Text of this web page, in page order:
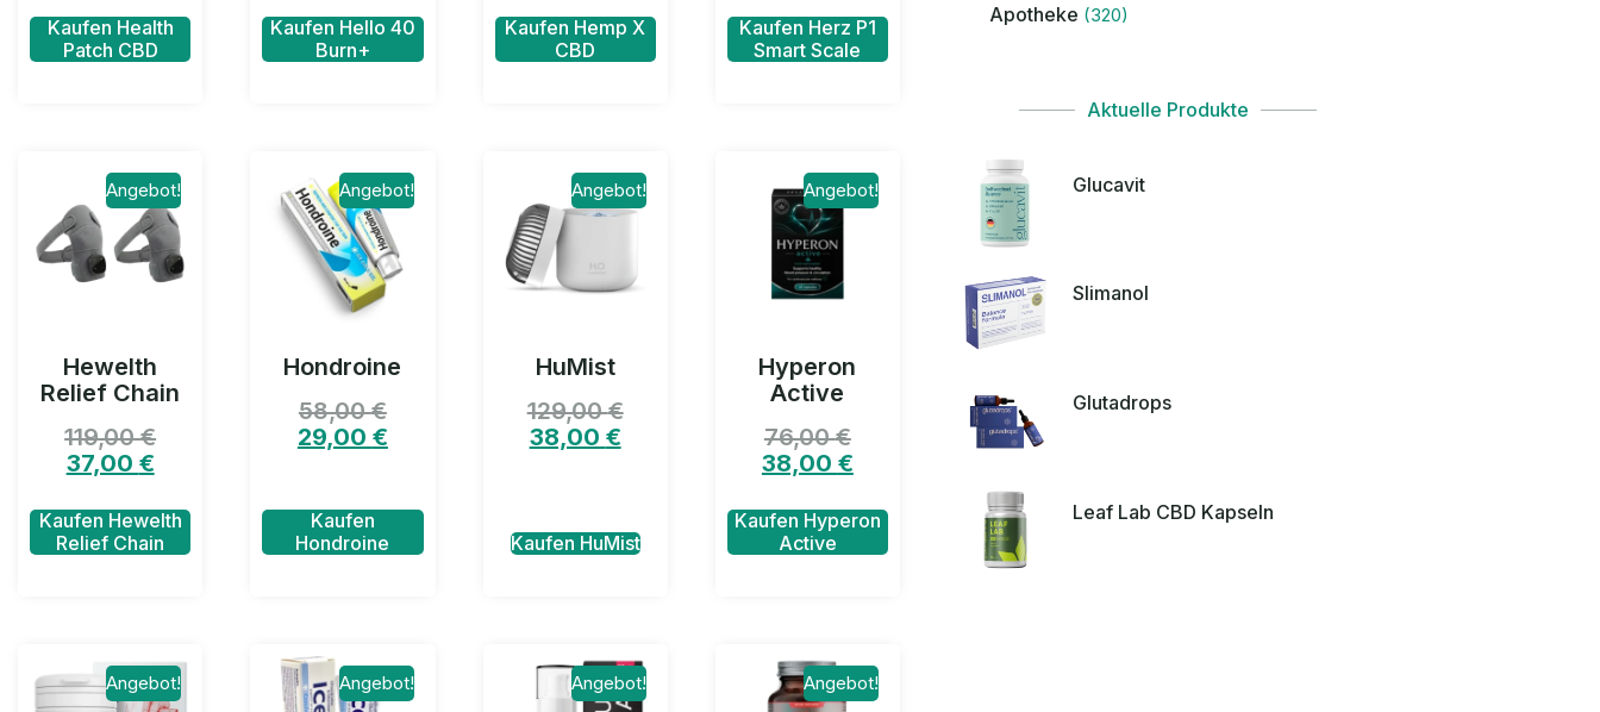
Kaufen Health
Patch CBD
Kaufen Hello 40
Burn+
Kaufen Hemp X
CBD
Kaufen Herz P1
Smart Scale
Angebot!
Hewelth
Relief Chain
119,00€
37,00 €
Kaufen Hewelth
Relief Chain
Angebot!
Hondroine
58,00€
29,00 €
Kaufen
Hondroine
Angebot!
HuMist
129,00€
38,00 €
Kaufen HuMist
Angebot!
Hyperon
Active
76,00€
38,00 €
Kaufen Hyperon
Active
Angebot! Angebot! Angebot! Angebot!
Apotheke (320)
Aktuelle Produkte
Glucavit
Slimanol
Glutadrops
Leaf Lab CBD Kapseln